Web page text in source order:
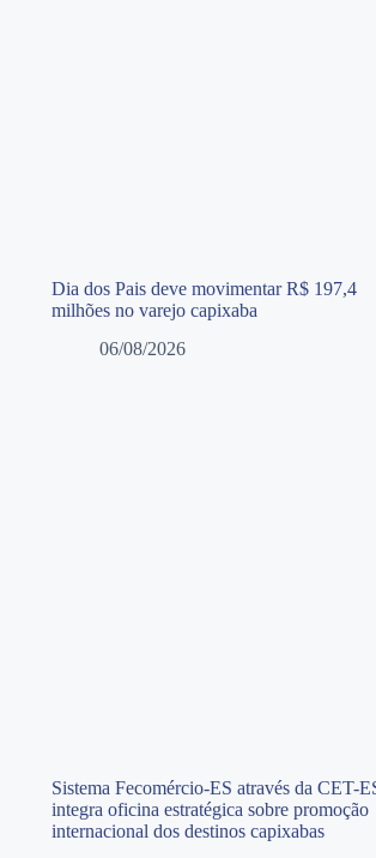
Dia dos Pais deve movimentar R$ 197,4
milhões no varejo capixaba
06/08/2026
Sistema Fecomércio-ES através da CET-
integra oficina estratégica sobre promoção
internacional dos destinos capixabas